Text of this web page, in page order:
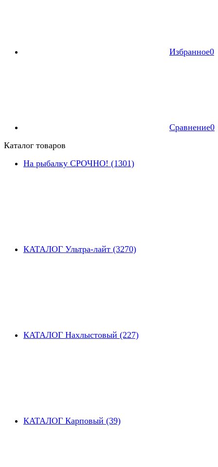
Избранное0
Сравнение0
Каталог товаров
На рыбалку СРОЧНО! (1301)
КАТАЛОГ Ультра-лайт (3270)
КАТАЛОГ Нахлыстовый (227)
КАТАЛОГ Карповый (39)